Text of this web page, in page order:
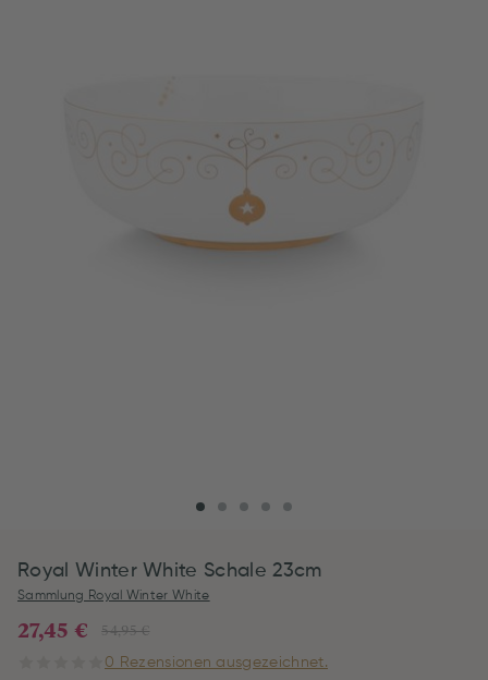
Royal Winter White Schale 23cm
Sammlung Royal Winter White
54,95 €
27,45 €
0 Rezensionen ausgezeichnet.